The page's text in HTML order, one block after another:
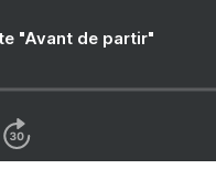
"Avant de partir"